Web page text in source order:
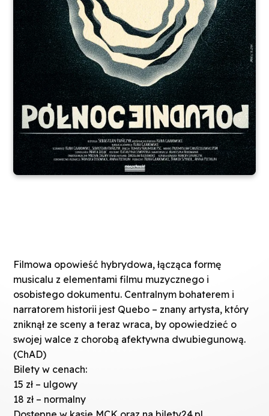
Filmowa opowieść hybrydowa, łącząca formę
musicalu z elementami filmu muzycznego i
osobistego dokumentu. Centralnym bohaterem i
narratorem historii jest Quebo – znany artysta, który
zniknął ze sceny a teraz wraca, by opowiedzieć o
swojej walce z chorobą afektywna dwubiegunową.
(ChAD)
Bilety w cenach:
15 zł – ulgowy
18 zł – normalny